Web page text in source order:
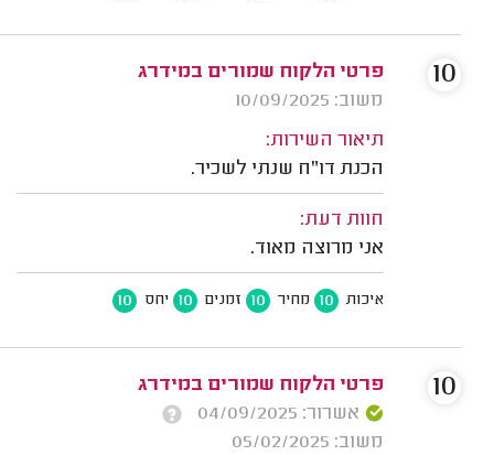
פרטי הלקוח שמורים במידרג
משוב: 10/09/2025
תיאור השירות:
הכנת דו"ח שנתי לשכיר.
חוות דעת:
אני מרוצה מאוד.
איכות 10 מחיר 10 זמנים 10 יחס 10
10
פרטי הלקוח שמורים במידרג
אשרור: 04/09/2025
משוב: 05/02/2025
10